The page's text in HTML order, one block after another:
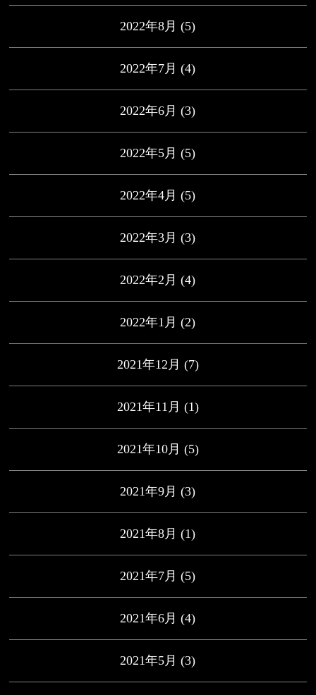
2022年8月 (5)
2022年7月 (4)
2022年6月 (3)
2022年5月 (5)
2022年4月 (5)
2022年3月 (3)
2022年2月 (4)
2022年1月 (2)
2021年12月 (7)
2021年11月 (1)
2021年10月 (5)
2021年9月 (3)
2021年8月 (1)
2021年7月 (5)
2021年6月 (4)
2021年5月 (3)